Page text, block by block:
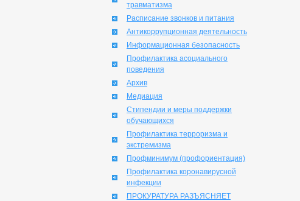
травматизма
Расписание звонков и питания
Антикоррупционная деятельность
Информационная безопасность
Профилактика асоциального
поведения
Архив
Медиация
Стипендии и меры поддержки
обучающихся
Профилактика терроризма и
экстремизма
Профминимум (профориентация)
Профилактика коронавирусной
инфекции
ПРОКУРАТУРА РАЗЪЯСНЯЕТ